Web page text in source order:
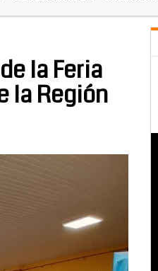
la Feria
la Región